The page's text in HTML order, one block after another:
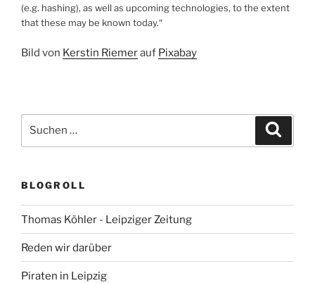
(e.g. hashing), as well as upcoming technologies, to the extent
that these may be known today.“
Bild von Kerstin Riemerauf Pixabay
nach:
BLOGROLL
Thomas Köhler - Leipziger Zeitung
Reden wir darüber
Piraten in Leipzig